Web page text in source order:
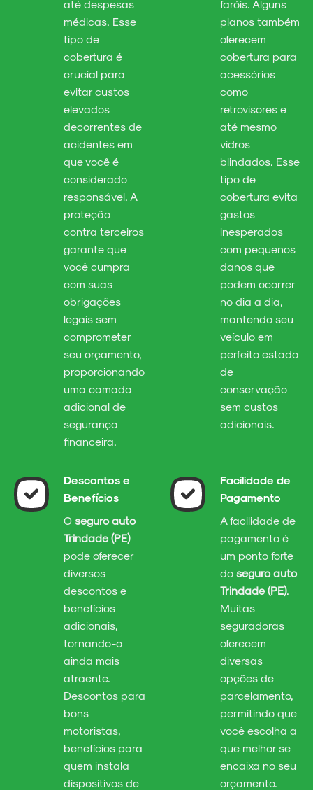
até despesas
médicas. Esse
tipo de
cobertura é
crucial para
evitar custos
elevados
decorrentes de
acidentes em
que você é
considerado
responsável. A
proteção
contra terceiros
garante que
você cumpra
com suas
obrigações
legais sem
comprometer
seu orçamento,
proporcionando
uma camada
adicional de
segurança
financeira.
faróis. Alguns
planos também
oferecem
cobertura para
acessórios
como
retrovisores e
até mesmo
vidros
blindados. Esse
tipo de
cobertura evita
gastos
inesperados
com pequenos
danos que
podem ocorrer
no dia a dia,
mantendo seu
veículo em
perfeito estado
de
conservação
sem custos
adicionais.
Descontos e
Benefícios
O seguro auto
Trindade (PE)
pode oferecer
diversos
descontos e
benefícios
adicionais,
tornando-o
ainda mais
atraente.
Descontos para
bons
motoristas,
benefícios para
quem instala
dispositivos de
Facilidade de
Pagamento
A facilidade de
pagamento é
um ponto forte
do seguro auto
Trindade (PE).
Muitas
seguradoras
oferecem
diversas
opções de
parcelamento,
permitindo que
você escolha a
que melhor se
encaixa no seu
orçamento.